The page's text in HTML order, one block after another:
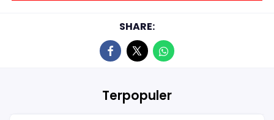
SHARE:
Terpopuler